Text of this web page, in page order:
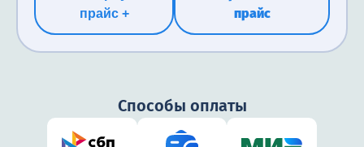
прайс +
прайс
Способы оплаты